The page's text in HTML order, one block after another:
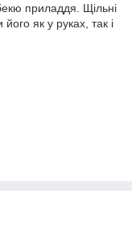
приладдя. Щільні
як у руках, так і